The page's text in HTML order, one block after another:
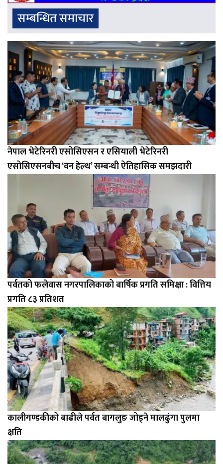
सम्बन्धित समाचार
नेपाल भेटेरिनरी एसोसिएसन र एसियाली भेटेरिनरी
एसोसिएसनबीच ‘वन हेल्थ’ सम्बन्धी ऐतिहासिक समझदारी
पर्वतको फलेवास नगरपालिकाको बार्षिक प्रगति समिक्षा : वित्तिय
प्रगति ८३ प्रतिशत
कालीगण्डकीको बाढीले पर्वत बागलुङ जोड्ने मालढुंगा पुलमा
क्षति